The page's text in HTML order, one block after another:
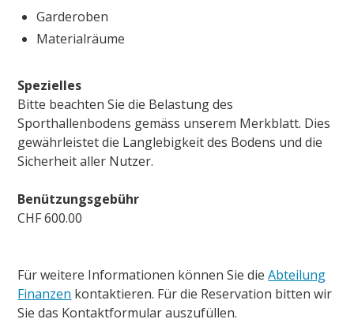
Garderoben
Materialräume
Spezielles
Bitte beachten Sie die Belastung des
Sporthallenbodens gemäss unserem Merkblatt. Dies
gewährleistet die Langlebigkeit des Bodens und die
Sicherheit aller Nutzer.
Benützungsgebühr
CHF 600.00
Für weitere Informationen können Sie dieAbteilung
Finanzen kontaktieren. Für die Reservation bitten wir
Sie das Kontaktformular auszufüllen.